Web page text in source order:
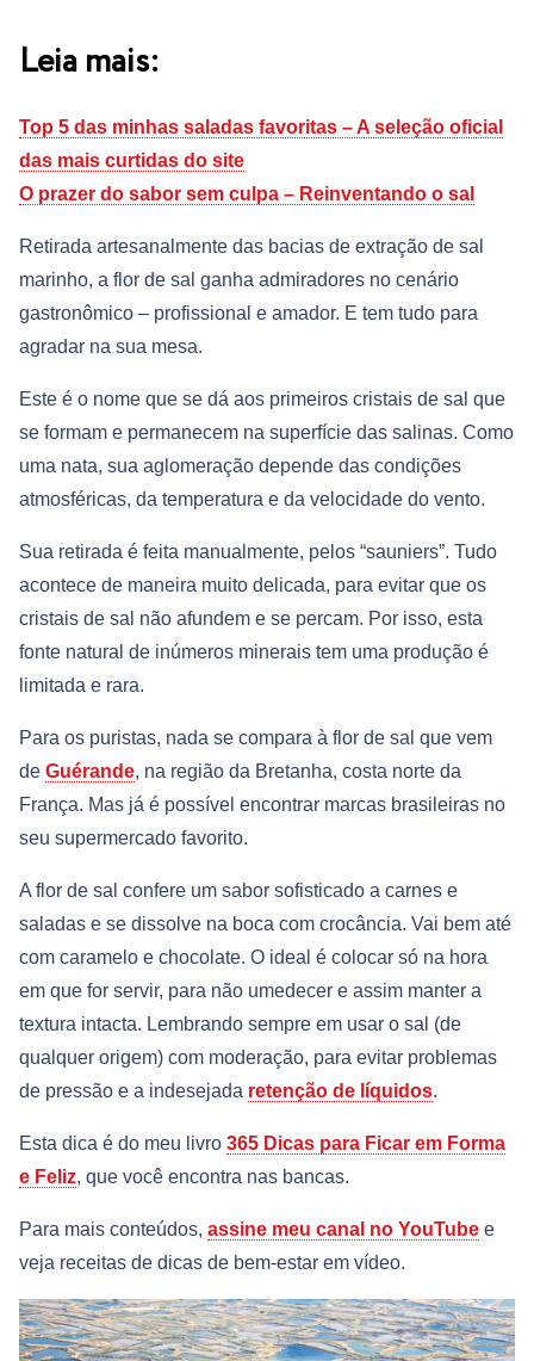
Leia mais:
Top 5 das minhas saladas favoritas – A seleção oficial
das mais curtidas do site
O prazer do sabor sem culpa – Reinventando o sal
Retirada artesanalmente das bacias de extração de sal
marinho, a flor de sal ganha admiradores no cenário
gastronômico – profissional e amador. E tem tudo para
agradar na sua mesa.
Este é o nome que se dá aos primeiros cristais de sal que
se formam e permanecem na superfície das salinas. Como
uma nata, sua aglomeração depende das condições
atmosféricas, da temperatura e da velocidade do vento.
Sua retirada é feita manualmente, pelos “sauniers”. Tudo
acontece de maneira muito delicada, para evitar que os
cristais de sal não afundem e se percam. Por isso, esta
fonte natural de inúmeros minerais tem uma produção é
limitada e rara.
Para os puristas, nada se compara à flor de sal que vem
de Guérande, na região da Bretanha, costa norte da
França. Mas já é possível encontrar marcas brasileiras no
seu supermercado favorito.
A flor de sal confere um sabor sofisticado a carnes e
saladas e se dissolve na boca com crocância. Vai bem até
com caramelo e chocolate. O ideal é colocar só na hora
em que for servir, para não umedecer e assim manter a
textura intacta. Lembrando sempre em usar o sal (de
qualquer origem) com moderação, para evitar problemas
de pressão e a indesejada retenção de líquidos.
Esta dica é do meu livro 365 Dicas para Ficar em Forma
e Feliz, que você encontra nas bancas.
Para mais conteúdos, assine meu canal no YouTube e
veja receitas de dicas de bem-estar em vídeo.